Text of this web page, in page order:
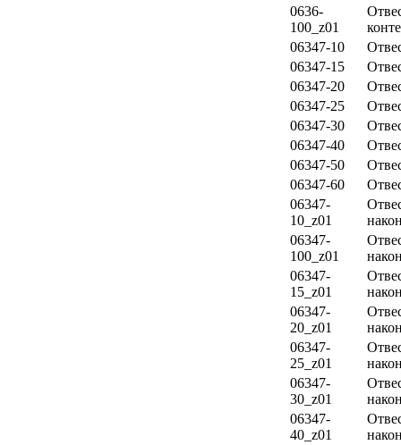
0636-
100_z01
06347-10
06347-15
06347-20
06347-25
06347-30
06347-40
06347-50
06347-60
06347-
10_z01
06347-
100_z01
06347-
15_z01
06347-
20_z01
06347-
25_z01
06347-
30_z01
06347-
40_z01